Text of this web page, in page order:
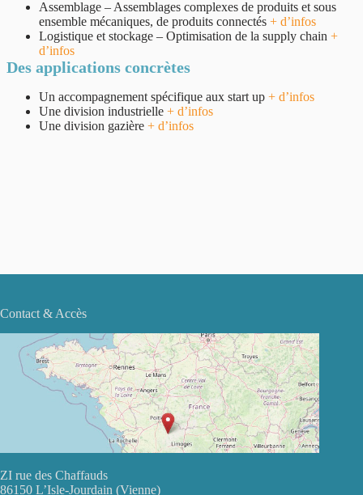
Assemblage – Assemblages complexes de produits et sous
ensemble mécaniques, de produits connectés + d’infos
Logistique et stockage – Optimisation de la supply chain +
d’infos
Des applications concrètes
Un accompagnement spécifique aux start up + d’infos
Une division industrielle + d’infos
Une division gazière + d’infos
Contact & Accès
ZI rue des Chaffauds
86150 L’Isle-Jourdain (Vienne)